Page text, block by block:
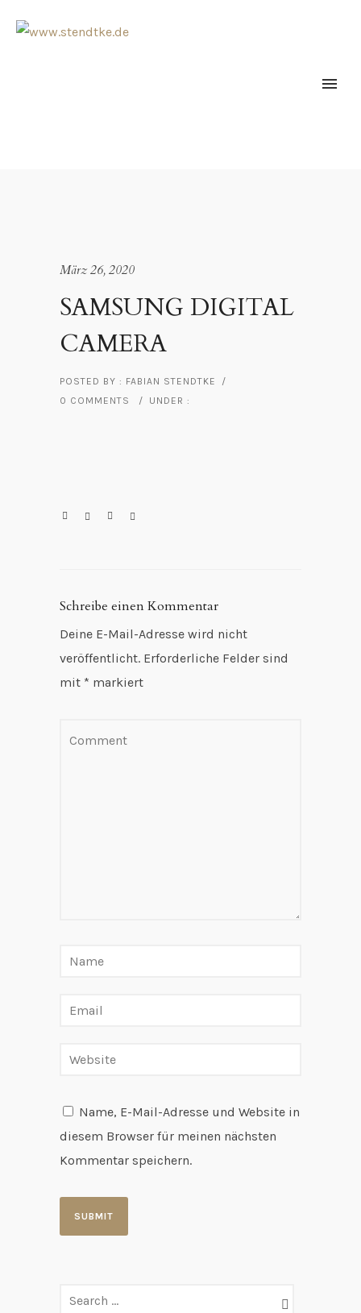
März 26, 2020
SAMSUNG DIGITAL
CAMERA
POSTED BY : FABIAN STENDTKE
/
0 COMMENTS
/ UNDER :
Schreibe einen Kommentar
Deine E-Mail-Adresse wird nicht
veröffentlicht. Erforderliche Felder sind
mit * markiert
Name, E-Mail-Adresse und Website in
diesem Browser für meinen nächsten
Kommentar speichern.